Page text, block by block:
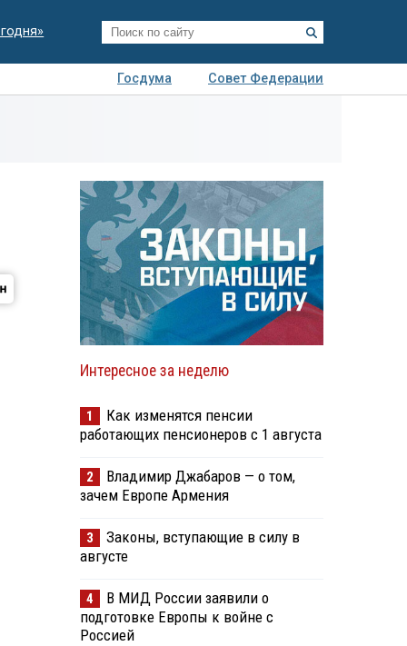
Госдума
Совет Федерации
Интересное за неделю
1
Как изменятся пенсии
работающих пенсионеров с 1 августа
2
Владимир Джабаров — о том,
зачем Европе Армения
3
Законы, вступающие в силу в
августе
4
В МИД России заявили о
подготовке Европы к войне с
Россией